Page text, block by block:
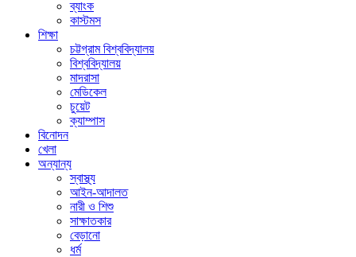
ব্যাংক
কাস্টমস
শিক্ষা
চট্টগ্রাম বিশ্ববিদ্যালয়
বিশ্ববিদ্যালয়
মাদরাসা
মেডিকেল
চুয়েট
ক্যাম্পাস
বিনোদন
খেলা
অন্যান্য
স্বাস্থ্য
আইন-আদালত
নারী ও শিশু
সাক্ষাতকার
বেড়ানো
ধর্ম